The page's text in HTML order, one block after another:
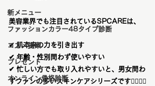
新メニュー
ファッションカラー48タイプ診断
コスメ提案
プレゼント
オンライン骨格診断
美容業界でも注目されているSPCAREは、
✔ 肌本来の力を引き出す
✔ 年齢・性別問わず使いやすい
✔ 忙しい方でも取り入れやすいと、男女問わ
ずファンの多いスキンケアシリーズです💆‍♀️💆‍♂️